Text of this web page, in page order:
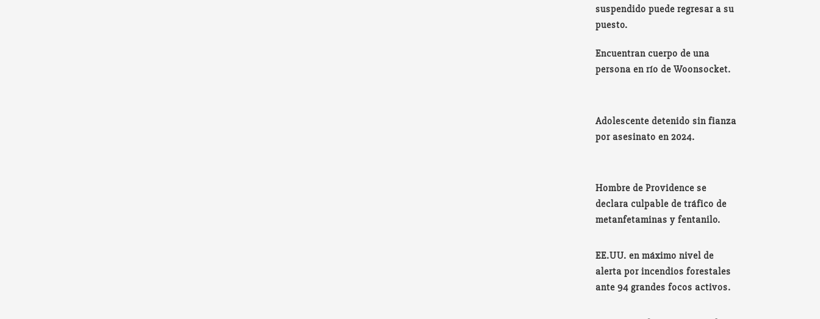
suspendido puede regresar a su
puesto.
Encuentran cuerpo de una
persona en río de Woonsocket.
Adolescente detenido sin fianza
por asesinato en 2024.
Hombre de Providence se
declara culpable de tráfico de
metanfetaminas y fentanilo.
EE.UU. en máximo nivel de
alerta por incendios forestales
ante 94 grandes focos activos.